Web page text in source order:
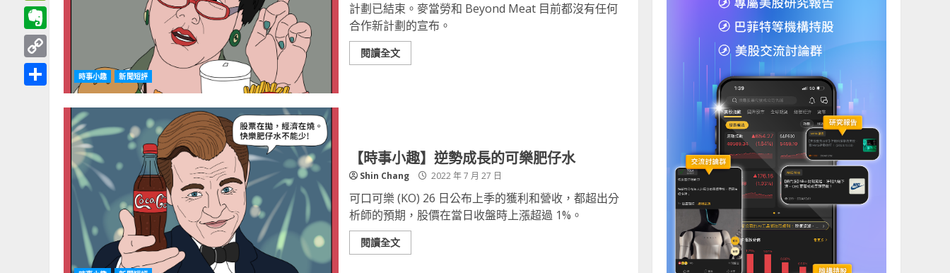
時事小趣 新聞短評
計劃已結束。麥當勞和 Beyond Meat 目前都沒有任何
合作新計劃的宣布。
閱讀全文
WeChat
Evernote
Copy
【時事小趣】逆勢成長的可樂肥仔水
Shin Chang 2022 年 7 月 27 日
可口可樂 (KO) 26 日公布上季的獲利和營收，都超出分
析師的預期，股價在當日收盤時上漲超過 1%。
閱讀全文